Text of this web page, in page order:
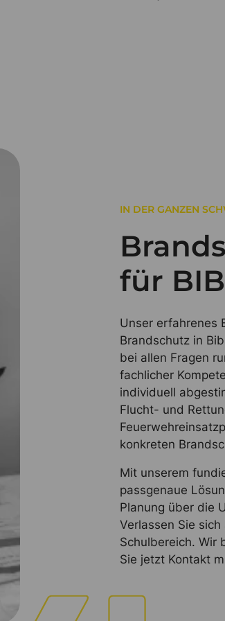
IN DER GANZEN
für
Unser erfahrenes
Brandschutz in
bei allen Fragen
fachlicher
individuell
Flucht- und
konkreten
Mit unserem
passgenaue
Planung über die
Verlassen Sie
Schulbereich. Wir
Sie jetzt Kontakt